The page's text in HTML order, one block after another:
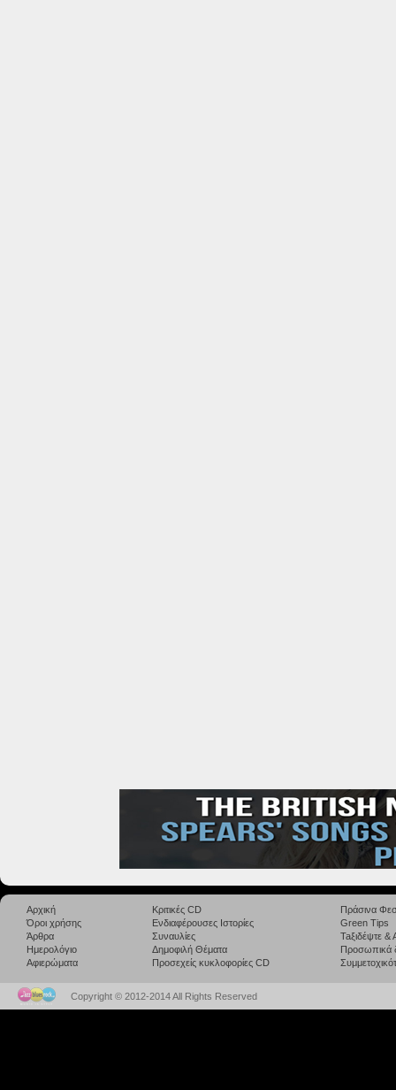
Αρχική
Όροι χρήσης
Άρθρα
Ημερολόγιο
Αφιερώματα
Κριτικές CD
Ενδιαφέρουσες Ιστορίες
Συναυλίες
Δημοφιλή Θέματα
Προσεχείς κυκλοφορίες CD
Πράσινα
Green Tips
Taξιδέψτε
Προσωπικά
Copyright © 2012-2014 All Rights Reserved